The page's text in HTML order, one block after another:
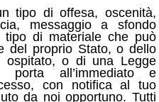
tipo di offesa, oscenità,
messaggio a sfondo
di materiale che può
del proprio Stato, o dello
ospitato, o di una Legge
porta all’immediato e
con notifica al tuo
da noi opportuno. Tutti